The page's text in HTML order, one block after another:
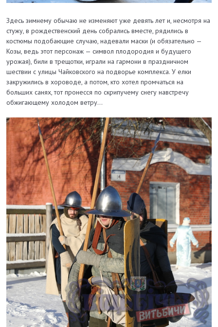
Здесь зимнему обычаю не изменяют уже девять лет и, несмотря на
стужу, в рождественский день собрались вмес­те, рядились в
костюмы подобающие случаю, надевали маски (и обязательно —
Козы, ведь этот персонаж — символ плодородия и будущего
урожая), били в трещотки, играли на гармони в праздничном
шествии с улицы Чайковского на подворье комплекса. У елки
закружились в хороводе, а потом, кто хотел промчаться на
больших санях, тот пронесся по скрипучему снегу навстречу
обжигающему холодом ветру…